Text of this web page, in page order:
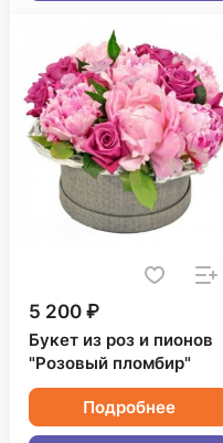
5 200 ₽
Букет из роз и пионов
"Розовый пломбир"
Подробнее